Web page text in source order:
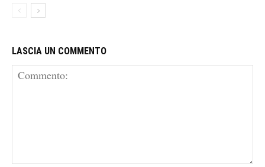
LASCIA UN COMMENTO